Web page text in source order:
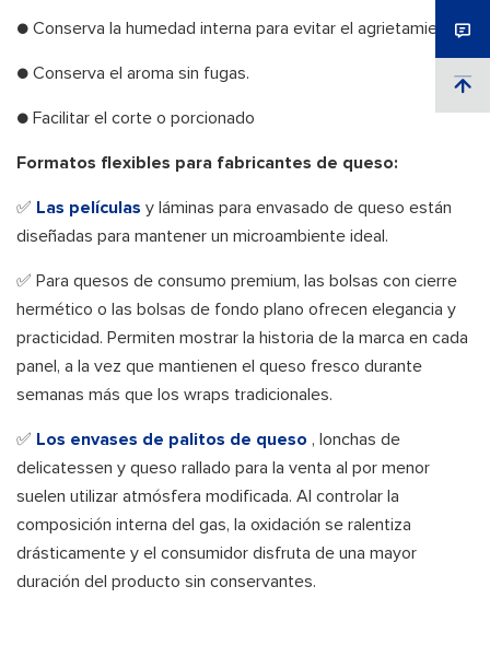
● Conserva la humedad interna para evitar el agrietamiento.
● Conserva el aroma sin fugas.
● Facilitar el corte o porcionado
Formatos flexibles para fabricantes de queso:
✅ Las películas y láminas para envasado de queso están
diseñadas para mantener un microambiente ideal.
✅ Para quesos de consumo premium, las bolsas con cierre
hermético o las bolsas de fondo plano ofrecen elegancia y
practicidad. Permiten mostrar la historia de la marca en cada
panel, a la vez que mantienen el queso fresco durante
semanas más que los wraps tradicionales.
✅ Los envases de palitos de queso , lonchas de
delicatessen y queso rallado para la venta al por menor
suelen utilizar atmósfera modificada. Al controlar la
composición interna del gas, la oxidación se ralentiza
drásticamente y el consumidor disfruta de una mayor
duración del producto sin conservantes.